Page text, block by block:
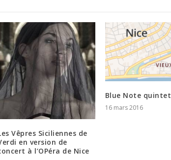
Vêpres Siciliennes de
en version de
à l’OPéra de Nice
Blue Note quintet
16 mars 2016